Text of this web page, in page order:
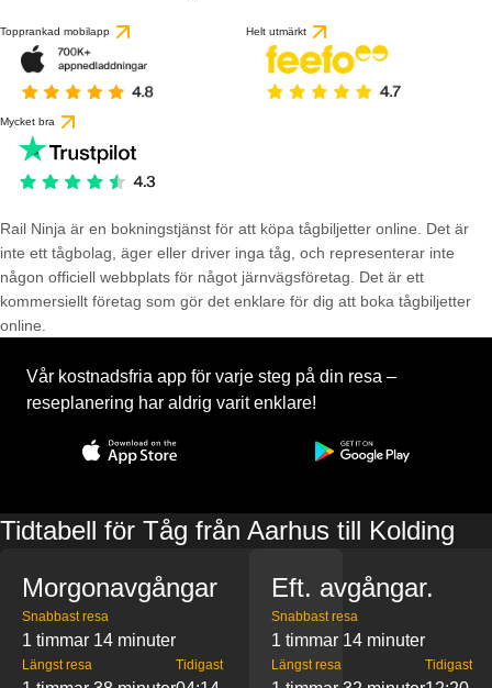
Topprankad mobilapp Helt utmärkt
Mycket bra
Rail Ninja är en bokningstjänst för att köpa tågbiljetter online. Det är
inte ett tågbolag, äger eller driver inga tåg, och representerar inte
någon officiell webbplats för något järnvägsföretag. Det är ett
kommersiellt företag som gör det enklare för dig att boka tågbiljetter
online.
Vår kostnadsfria app för varje steg på din resa –
reseplanering har aldrig varit enklare!
Tidtabell för Tåg från Aarhus till Kolding
Morgonavgångar
Snabbast resa
1 timmar 14 minuter
Längst resa Tidigast
Eft. avgångar.
Snabbast resa
1 timmar 14 minuter
Längst resa Tidigast